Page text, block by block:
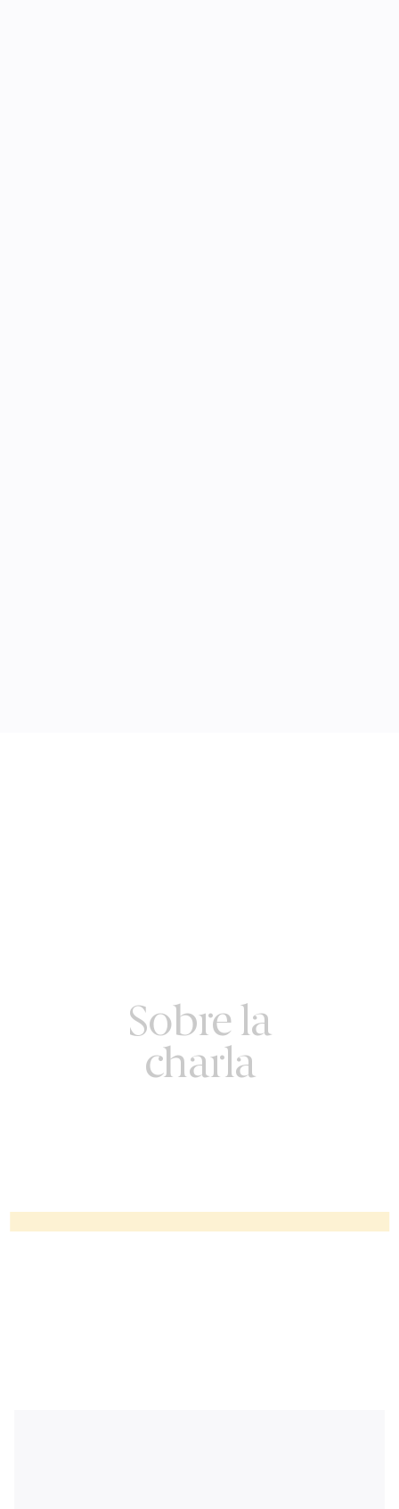
Sobre la
charla